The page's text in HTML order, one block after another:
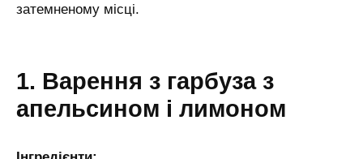
затемненому місці.
1. Варення з гарбуза з
апельсином і лимоном